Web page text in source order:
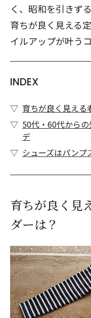
く、昭和を引きず
育ちが良く見える
イルアップが叶う
INDEX
育ちが良く見える
50代・60代から
デ
シューズはパンプ
育ちが良く見
ダーは？